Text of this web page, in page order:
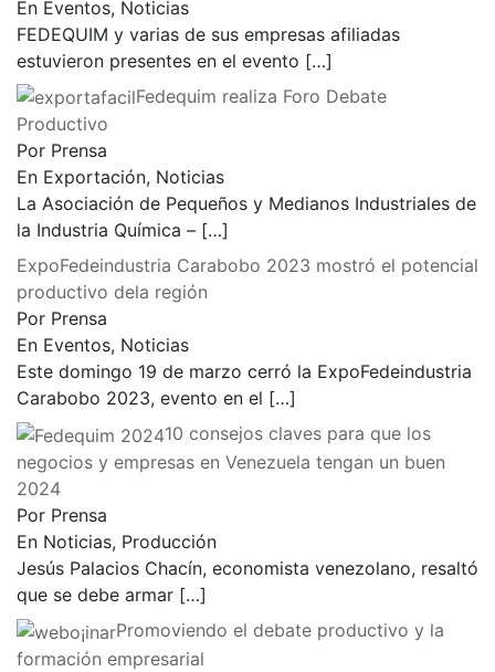
En Eventos, Noticias
FEDEQUIM y varias de sus empresas afiliadas
estuvieron presentes en el evento […]
Fedequim realiza Foro Debate
Productivo
Por Prensa
En Exportación, Noticias
La Asociación de Pequeños y Medianos Industriales de
la Industria Química – […]
ExpoFedeindustria Carabobo 2023 mostró el potencial
productivo dela región
Por Prensa
En Eventos, Noticias
Este domingo 19 de marzo cerró la ExpoFedeindustria
Carabobo 2023, evento en el […]
10 consejos claves para que los
negocios y empresas en Venezuela tengan un buen
2024
Por Prensa
En Noticias, Producción
Jesús Palacios Chacín, economista venezolano, resaltó
que se debe armar […]
Promoviendo el debate productivo y la
formación empresarial